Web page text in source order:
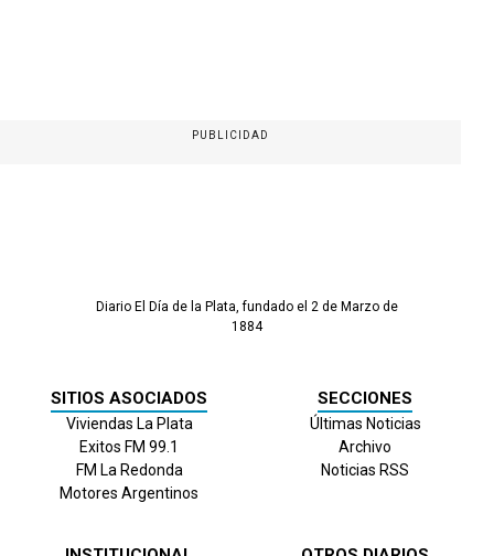
PUBLICIDAD
Diario El Día de la Plata, fundado el 2 de Marzo de
1884
SITIOS ASOCIADOS
Viviendas La Plata
Exitos FM 99.1
FM La Redonda
Motores Argentinos
SECCIONES
Últimas Noticias
Archivo
Noticias RSS